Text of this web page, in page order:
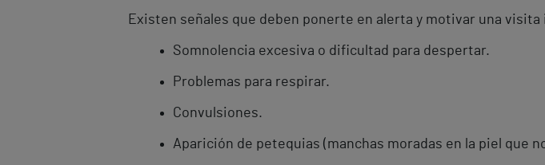
Existen señales que deben ponerte en alerta y motivar una
Somnolencia excesiva o dificultad para despertar.
Problemas para respirar.
Convulsiones.
Aparición de petequias (manchas moradas en la piel que